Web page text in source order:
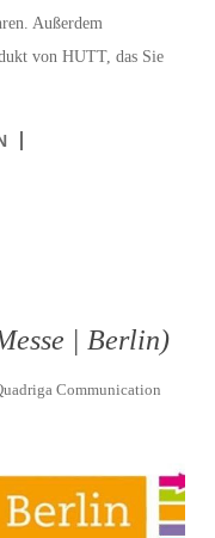
Außerdem
von HUTT, das Sie
| Berlin)
Communication